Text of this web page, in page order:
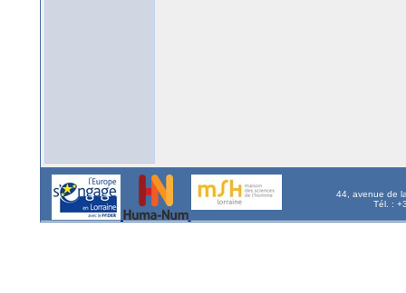
44, avenue de
Tél. :